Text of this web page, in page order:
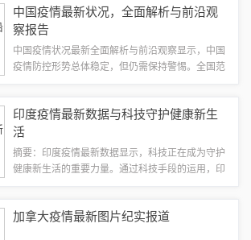
官方渠道，了解最新资讯，以便更好地适应游...
中国疫情最新状况，全面解析与前沿观
察报告
中国疫情状况最新全面解析与前沿观察显示，中国
疫情防控形势总体稳定，但仍需保持警惕。全国范
险。目前，中国正在加强与国际社会的合作，共...
印度疫情最新数据与科技守护健康新生
活
摘要：印度疫情最新数据显示，科技正在成为守护
健康新生活的重要力量。通过科技手段的运用，印
4、前景展望随着科技的飞速发展，高科技...
加拿大疫情最新图片纪实报道